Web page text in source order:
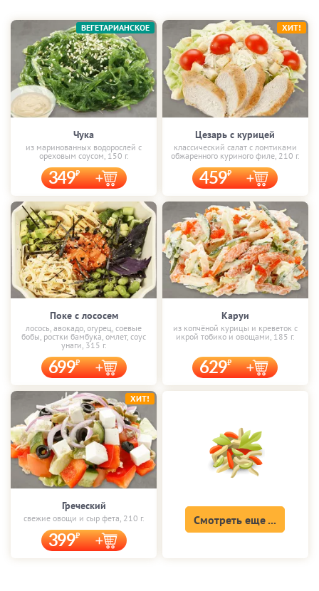
Чука
из маринованных водорослей с
ореховым соусом, 150 г.
349
ВЕГЕТАРИАНСКОЕ
Цезарь с курицей
классический салат с ломтиками
обжаренного куриного филе, 210 г.
459
ХИТ!
Поке с лососем
лосось, авокадо, огурец, соевые
бобы, ростки бамбука, омлет, соус
унаги, 315 г.
699
Каруи
из копчёной курицы и креветок с
икрой тобико и овощами, 185 г.
629
Греческий
свежие овощи и сыр фета, 210 г.
399
ХИТ!
Смотреть еще ...